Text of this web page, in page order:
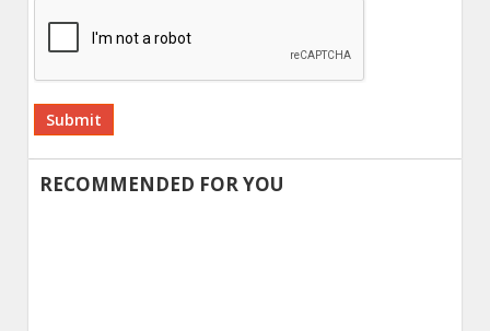
Alternative:
RECOMMENDED FOR YOU